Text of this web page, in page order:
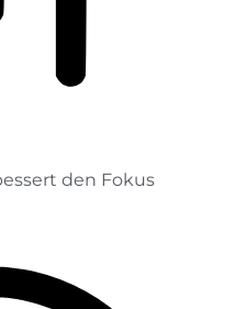
den Fokus